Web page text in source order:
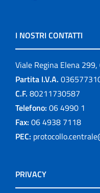
I NOSTRI CONTATTI
Viale Regina Elena
Partita I.V.A.
C.F. 80211730587
Telefono: 06 4990 1
Fax: 06 4938 7118
PEC:
PRIVACY